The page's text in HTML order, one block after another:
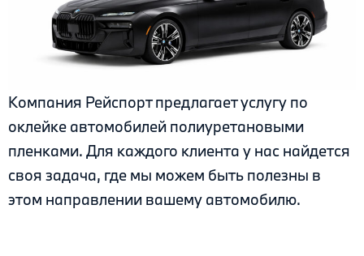
Компания Рейспорт предлагает услугу по
оклейке автомобилей полиуретановыми
пленками. Для каждого клиента у нас найдется
своя задача, где мы можем быть полезны в
этом направлении вашему автомобилю.